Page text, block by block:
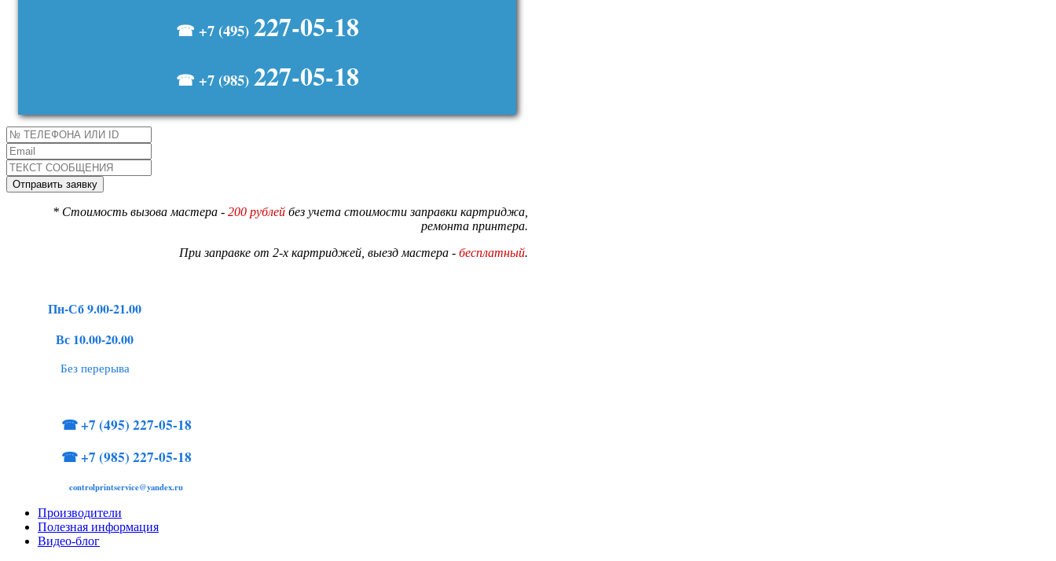
☎ +7 (495) 227-05-18
☎ +7 (985) 227-05-18
* Стоимость вызова мастера - 200 рублей без учета стоимости заправки картриджа,
ремонта принтера.
При заправке от 2-х картриджей, выезд мастера - бесплатный.
Пн-Сб 9.00-21.00
Вс 10.00-20.00
Без перерыва
☎+7 (495) 227-05-18
☎+7 (985) 227-05-18
controlprintservice@yandex.ru
Производители
Полезная информация
Видео-блог